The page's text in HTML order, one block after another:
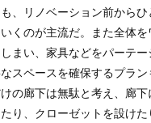
、リノベーション前から
いくのが主流だ。また全体
しまい、家具などをパーテ
スペースを確保するプラ
の廊下は無駄と考え、廊
り、クローゼットを設けた